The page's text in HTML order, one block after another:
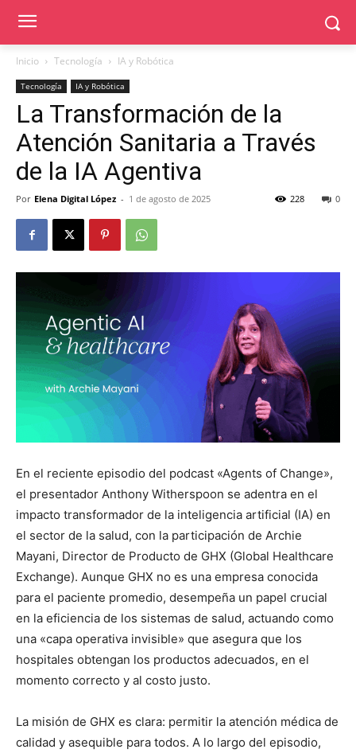
Inicio Tecnología IA y Robótica
Tecnología IA y Robótica
La Transformación de la
Atención Sanitaria a Través
de la IA Agentiva
Por Elena Digital López - 1 de agosto de 2025 0
228
En el reciente episodio del podcast «Agents of Change»,
el presentador Anthony Witherspoon se adentra en el
impacto transformador de la inteligencia artificial (IA) en
el sector de la salud, con la participación de Archie
Mayani, Director de Producto de GHX (Global Healthcare
Exchange). Aunque GHX no es una empresa conocida
para el paciente promedio, desempeña un papel crucial
en la eficiencia de los sistemas de salud, actuando como
una «capa operativa invisible» que asegura que los
hospitales obtengan los productos adecuados, en el
momento correcto y al costo justo.
La misión de GHX es clara: permitir la atención médica de
calidad y asequible para todos. A lo largo del episodio,